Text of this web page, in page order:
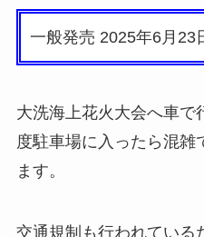
一般発売 2025年6月23
大洗海上花火大会へ車で
度駐車場に入ったら混雑
ます。
交通規制も行われている